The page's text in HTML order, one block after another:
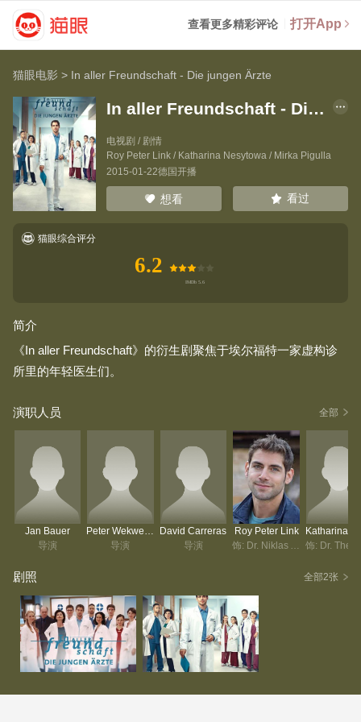
查看更多精彩评论 打开App
猫眼电影 > In aller Freundschaft - Die jungen Ärzte
In aller Freundschaft - Die jungen Ärzte
电视剧 / 剧情
Roy Peter Link/ Katharina Nesytowa/ Mirka Pigulla
2015-01-22德国开播
想看 看过
猫眼综合评分
6.2
简介
《In aller Freundschaft》的衍生剧聚焦于埃尔福特一家虚构诊
所里的年轻医生们。
演职人员 全部
Jan Bauer
导演
导演
David Carreras
导演
Roy Peter Link
剧照 全部2张